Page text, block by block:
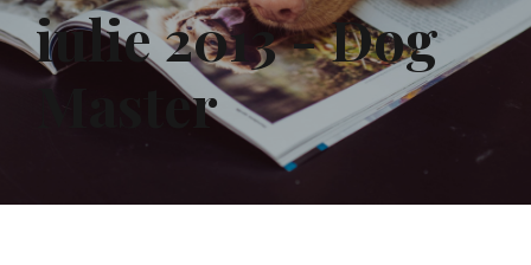
iulie 2013 - Dog
Master